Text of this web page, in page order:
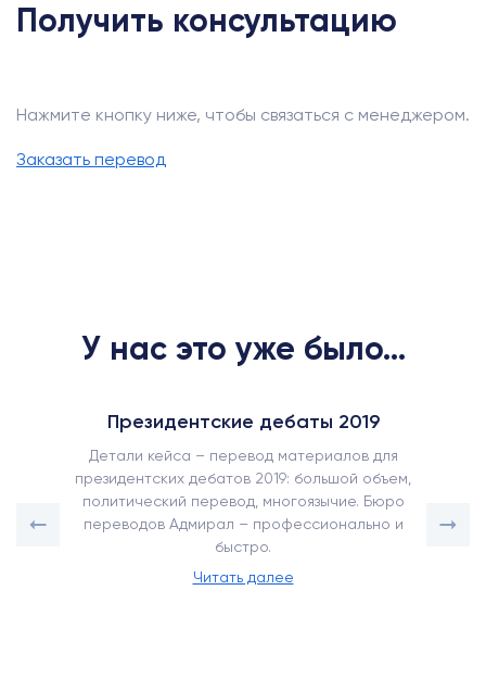
Получить консультацию
Нажмите кнопку ниже, чтобы связаться с менеджером.
Заказать перевод
У нас это уже было...
Президентские дебаты 2019
Детали кейса – перевод материалов для
президентских дебатов 2019: большой объем,
политический перевод, многоязычие. Бюро
переводов Адмирал – профессионально и
быстро.
Читать далее